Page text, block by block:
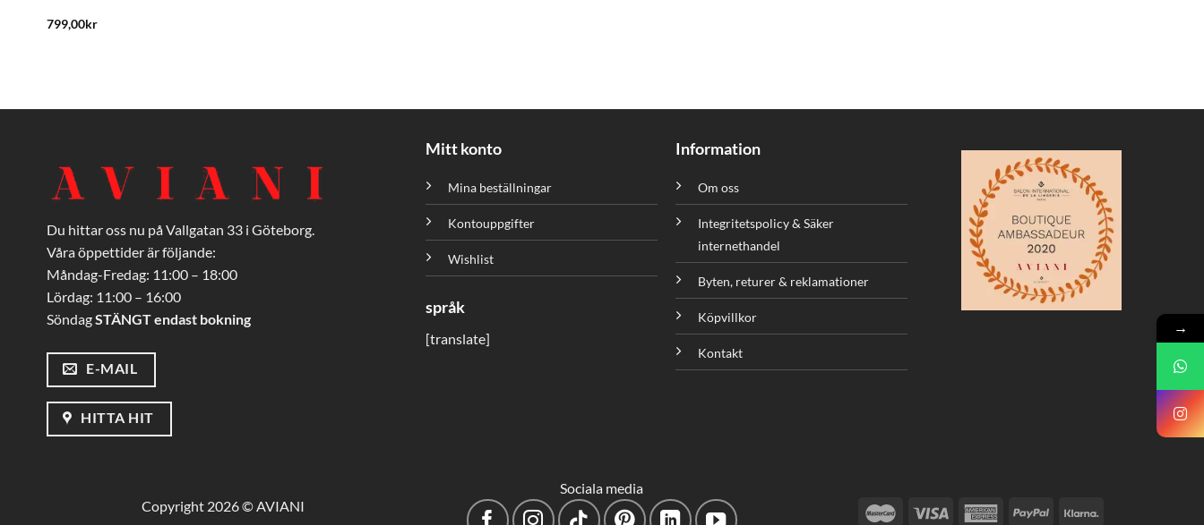
799,00kr
Du hittar oss nu på Vallgatan 33 i Göteborg.
Våra öppettider är följande:
Måndag-Fredag: 11:00 – 18:00
Lördag: 11:00 – 16:00
SöndagSTÄNGT endast bokning
E-MAIL
HITTA HIT
Mitt konto
Mina beställningar
Kontouppgifter
Wishlist
språk
[translate]
Information
Om oss
Integritetspolicy & Säker
internethandel
Byten, returer & reklamationer
Köpvillkor
Kontakt
Copyright 2026 © AVIANI
Sociala media
→